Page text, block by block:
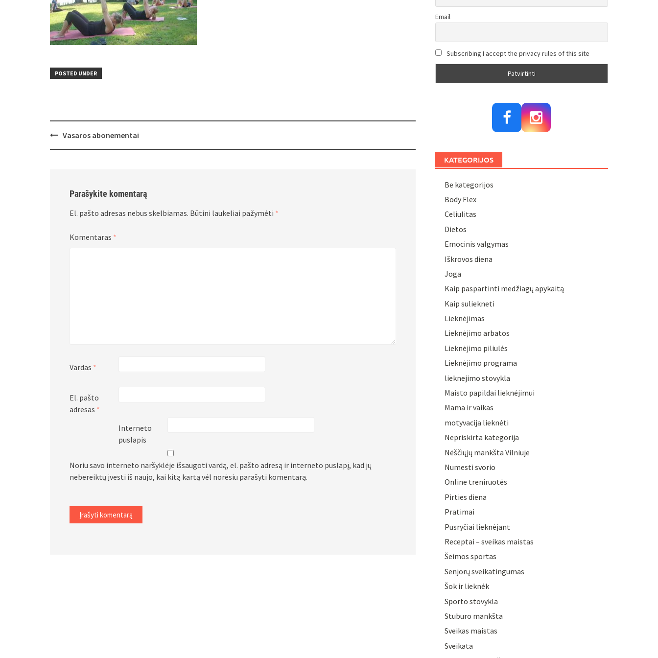
POSTED UNDER
PostVasaros abonementai
Parašykite komentarą
El. pašto adresas nebus skelbiamas. Būtini laukeliai pažymėti *
Komentaras *
Vardas *
El. pašto
adresas *
Interneto
puslapis
Noriu savo interneto naršyklėje išsaugoti vardą, el. pašto adresą ir interneto puslapį, kad jų
nebereiktų įvesti iš naujo, kai kitą kartą vėl norėsiu parašyti komentarą.
Email
Subscribing I accept the privacy rules of this site
KATEGORIJOS
Be kategorijos
Body Flex
Celiulitas
Dietos
Emocinis valgymas
Iškrovos diena
Joga
Kaip paspartinti medžiagų apykaitą
Kaip suliekneti
Lieknėjimas
Lieknėjimo arbatos
Lieknėjimo piliulės
Lieknėjimo programa
lieknejimo stovykla
Maisto papildai lieknėjimui
Mama ir vaikas
motyvacija lieknėti
Nepriskirta kategorija
Nėščiųjų mankšta Vilniuje
Numesti svorio
Online treniruotės
Pirties diena
Pratimai
Pusryčiai lieknėjant
Receptai – sveikas maistas
Šeimos sportas
Senjorų sveikatingumas
Šok ir lieknėk
Sporto stovykla
Stuburo mankšta
Sveikas maistas
Sveikata